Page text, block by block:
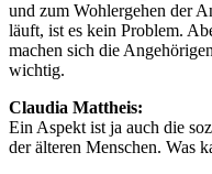
und zum Wohlergehen der
läuft, ist es kein Problem.
machen sich die
wichtig.
Claudia Mattheis:
Ein Aspekt ist ja auch die
der älteren Menschen. Was